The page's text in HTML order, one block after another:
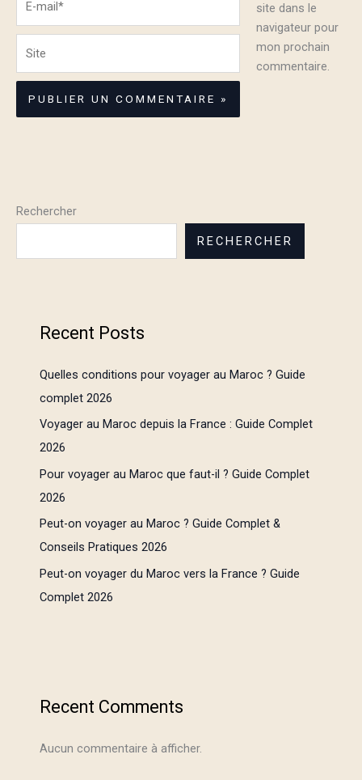
site dans le
navigateur pour
mon prochain
commentaire.
Rechercher
RECHERCHER
Recent Posts
Quelles conditions pour voyager au Maroc ? Guide
complet 2026
Voyager au Maroc depuis la France : Guide Complet
2026
Pour voyager au Maroc que faut-il ? Guide Complet
2026
Peut-on voyager au Maroc ? Guide Complet &
Conseils Pratiques 2026
Peut-on voyager du Maroc vers la France ? Guide
Complet 2026
Recent Comments
Aucun commentaire à afficher.